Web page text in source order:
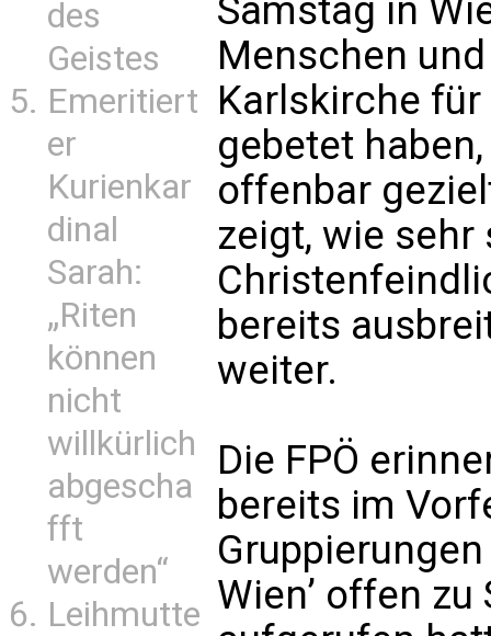
des
Geistes
Emeritiert
er
Kurienkar
dinal
Sarah:
„Riten
können
nicht
willkürlich
abgescha
fft
werden“
Leihmutte
Samstag in
Menschen
Karlskirche
gebetet
offenbar
zeigt, wie
bereits
weiter.
Die FPÖ
bereits im
Wien’ offen